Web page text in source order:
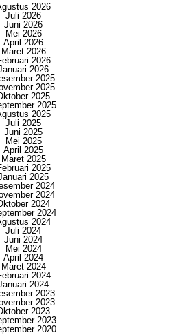
2026
Juli 2026
Juni 2026
Mei 2026
April 2026
Maret 2026
2026
2026
2025
2025
2025
2025
2025
Juli 2025
Juni 2025
Mei 2025
April 2025
Maret 2025
2025
2025
2024
2024
2024
2024
2024
Juli 2024
Juni 2024
Mei 2024
April 2024
Maret 2024
2024
2024
2023
2023
2023
2023
2020